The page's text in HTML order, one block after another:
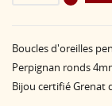
Boucles d'oreilles
Perpignan ronds
Bijou certifié Grenat